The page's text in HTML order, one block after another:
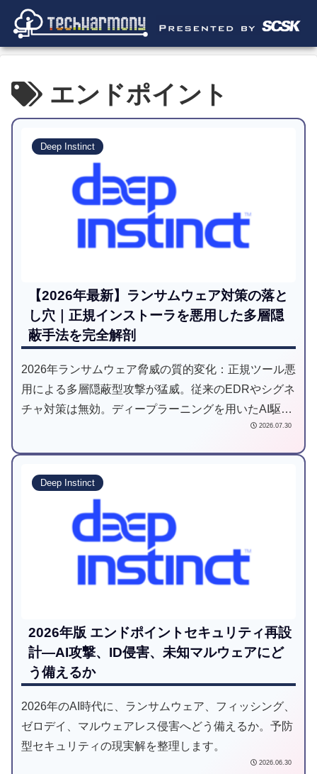
エンドポイント
Deep Instinct
【2026年最新】ランサムウェア対策の落と
し穴｜正規インストーラを悪用した多層隠
蔽手法を完全解剖
2026年ランサムウェア脅威の質的変化：正規ツール悪
用による多層隠蔽型攻撃が猛威。従来のEDRやシグネ
チャ対策は無効。ディープラーニングを用いたAI駆動
型予防防衛が業界標準へシフト。未知の脅威を「実行
2026.07.30
Deep Instinct
2026年版 エンドポイントセキュリティ再設
計―AI攻撃、ID侵害、未知マルウェアにど
う備えるか
2026年のAI時代に、ランサムウェア、フィッシング、
ゼロデイ、マルウェアレス侵害へどう備えるか。予防
型セキュリティの現実解を整理します。
2026.06.30